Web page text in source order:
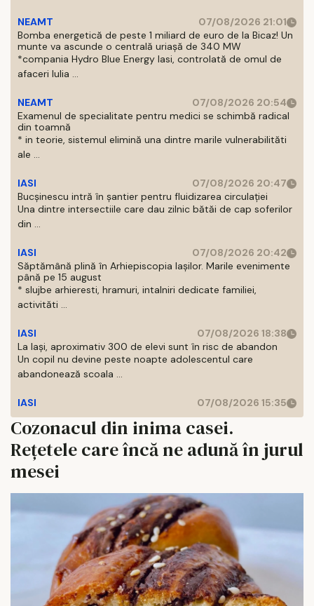
NEAMT
07/08/2026 21:01
Bomba energetică de peste 1 miliard de euro de la Bicaz! Un
munte va ascunde o centrală uriașă de 340 MW
*compania Hydro Blue Energy Iasi, controlată de omul de
afaceri Iulia ...
NEAMT
07/08/2026 20:54
Examenul de specialitate pentru medici se schimbă radical
din toamnă
* in teorie, sistemul elimină una dintre marile vulnerabilităti
ale ...
IASI
07/08/2026 20:47
Bucșinescu intră în șantier pentru fluidizarea circulației
Una dintre intersectiile care dau zilnic bătăi de cap soferilor
din ...
IASI
07/08/2026 20:42
Săptămână plină în Arhiepiscopia Iașilor. Marile evenimente
până pe 15 august
* slujbe arhieresti, hramuri, intalniri dedicate familiei,
activităti ...
IASI
07/08/2026 18:38
La Iași, aproximativ 300 de elevi sunt în risc de abandon
Un copil nu devine peste noapte adolescentul care
abandonează scoala ...
IASI 07/08/2026 15:35
Cozonacul din inima casei.
Rețetele care încă ne adună în jurul
mesei